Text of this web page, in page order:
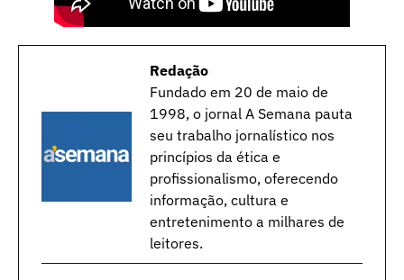
Redação
Fundado em 20 de maio de
1998, o jornal A Semana pauta
seu trabalho jornalístico nos
princípios da ética e
profissionalismo, oferecendo
informação, cultura e
entretenimento a milhares de
leitores.